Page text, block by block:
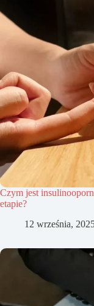
Czym jest
etapie?
12 września,